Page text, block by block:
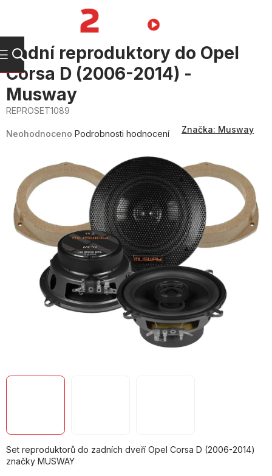
Zadní reproduktory do Opel
Corsa D (2006-2014) -
Musway
REPROSET1089
hodnocení
produktu
hvězdiček.
Neohodnoceno Podrobnosti hodnocení Značka: Musway
Set reproduktorů do zadních dveří Opel Corsa D (2006-2014)
značky MUSWAY